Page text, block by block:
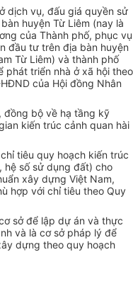
dịch vụ, đấu giá quyền sử
huyện Từ Liêm (nay là
của Thành phố, phục vụ
đầu tư trên địa bàn huyện
Từ Liêm) và thành phố
phát triển nhà ở xã hội theo
của Hội đồng Nhân
đồng bộ về hạ tầng kỹ
kiến trúc cảnh quan hài
tiêu quy hoạch kiến trúc
hệ số sử dụng đất) cho
xây dựng Việt Nam,
hợp với chỉ tiêu theo Quy
sở để lập dự án và thực
và là cơ sở pháp lý để
dựng theo quy hoạch